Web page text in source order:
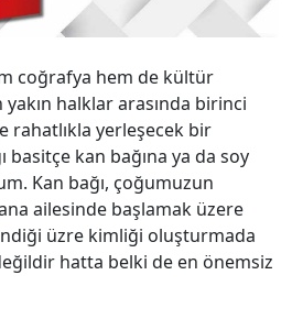
coğrafya hem de kültür
yakın halklar arasında birinci
rahatlıkla yerleşecek bir
basitçe kan bağına ya da soy
Kan bağı, çoğumuzun
ailesinde başlamak üzere
üzre kimliği oluşturmada
hatta belki de en önemsiz